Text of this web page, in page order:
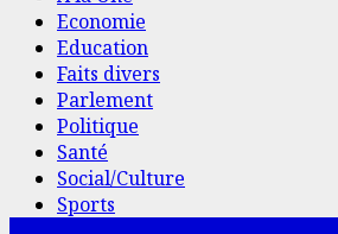
Economie
Education
Faits divers
Parlement
Politique
Santé
Social/Culture
Sports